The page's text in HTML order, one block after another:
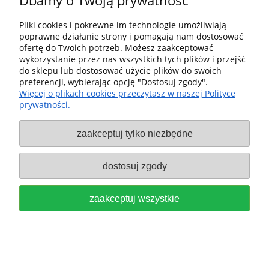
SZTUK 50 FESTOOL 499098
135,00 zł
do koszyka
PAPIERY ŚCIERNE RUBIN
ŚREDNICA D125, GRADACJA P80,
SZTUK 50 FESTOOL 499095
Pliki cookies i pokrewne im technologie umożliwiają
poprawne działanie strony i pomagają nam dostosować
ofertę do Twoich potrzeb. Możesz zaakceptować
wykorzystanie przez nas wszystkich tych plików i przejść
do sklepu lub dostosować użycie plików do swoich
preferencji, wybierając opcję "Dostosuj zgody".
Więcej o plikach cookies przeczytasz w naszej Polityce
prywatności.
zaakceptuj tylko niezbędne
dostosuj zgody
zaakceptuj wszystkie